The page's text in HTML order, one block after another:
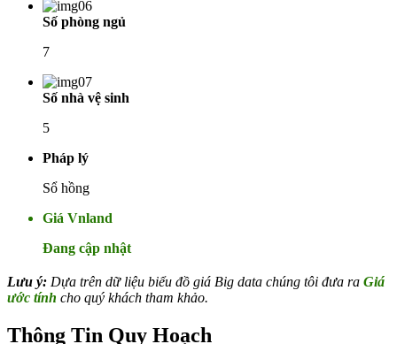
Số phòng ngủ
7
Số nhà vệ sinh
5
Pháp lý
Sổ hồng
Giá Vnland
Đang cập nhật
Lưu ý: Dựa trên dữ liệu biểu đồ giá Big data chúng tôi đưa ra Giá
ước tính cho quý khách tham khảo.
Thông Tin Quy Hoạch